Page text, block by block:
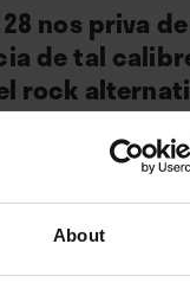
About
nos priva
de tal
rock
lo significó